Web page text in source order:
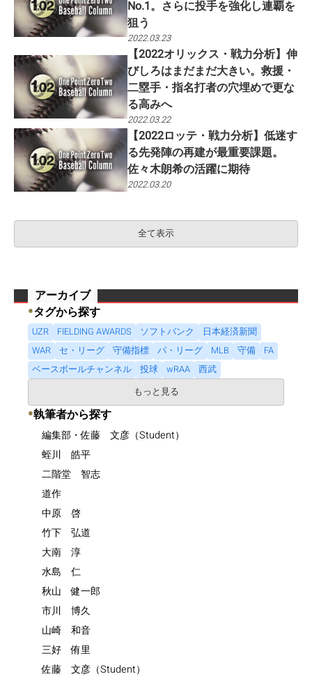
No.1。さらに投手を強化し連覇を
狙う
2022.03.23
【2022オリックス・戦力分析】伸
びしろはまだまだ大きい。救援・
二塁手・指名打者の穴埋めで更な
る高みへ
2022.03.22
【2022ロッテ・戦力分析】低迷す
る先発陣の再建が最重要課題。
佐々木朗希の活躍に期待
2022.03.20
全て表示
アーカイブ
●タグから探す
UZR FIELDING AWARDS ソフトバンク
日本経済新聞
WAR
セ・リーグ 守備指標 パ・リーグ MLB 守備
FA
ベースボールチャンネル
投球 wRAA
西武
もっと見る
●執筆者から探す
編集部・佐藤 文彦（Student）
蛭川 皓平
二階堂 智志
道作
中原 啓
竹下 弘道
大南 淳
水島 仁
秋山 健一郎
市川 博久
山崎 和音
三好 侑里
佐藤 文彦（Student）